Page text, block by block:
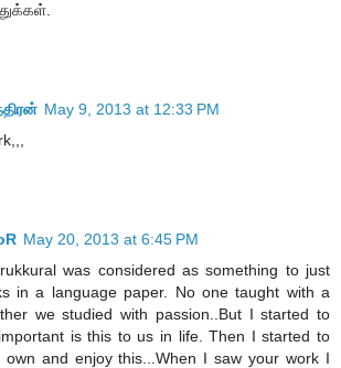
May 9, 2013 at 12:33 PM
May 20, 2013 at 6:45 PM
was considered as something to just
in a language paper. No one taught with a
we studied with passion..But I started to
is this to us in life. Then I started to
own and enjoy this...When I saw your work I